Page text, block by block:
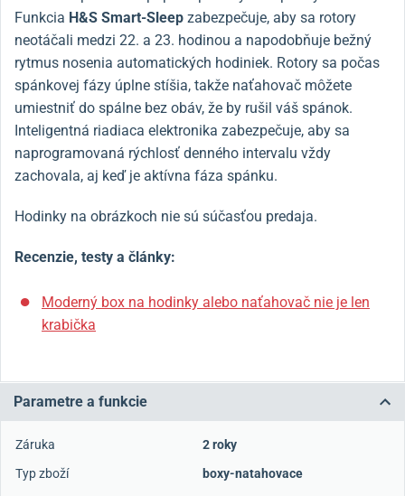
Funkcia H&S Smart-Sleep zabezpečuje, aby sa rotory
neotáčali medzi 22. a 23. hodinou a napodobňuje bežný
rytmus nosenia automatických hodiniek. Rotory sa počas
spánkovej fázy úplne stíšia, takže naťahovač môžete
umiestniť do spálne bez obáv, že by rušil váš spánok.
Inteligentná riadiaca elektronika zabezpečuje, aby sa
naprogramovaná rýchlosť denného intervalu vždy
zachovala, aj keď je aktívna fáza spánku.
Hodinky na obrázkoch nie sú súčasťou predaja.
Recenzie, testy a články:
Moderný box na hodinky alebo naťahovač nie je len
krabička
Parametre a funkcie
Záruka
2 roky
Typ zboží
boxy-natahovace